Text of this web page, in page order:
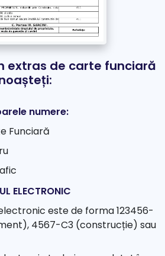
extras de carte funciară
numere:
Funciară
ELECTRONIC
este de forma 123456-
4567-C3 (construcție) sau